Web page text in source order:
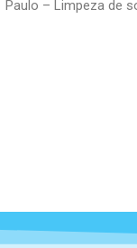
Paulo – Limpeza de